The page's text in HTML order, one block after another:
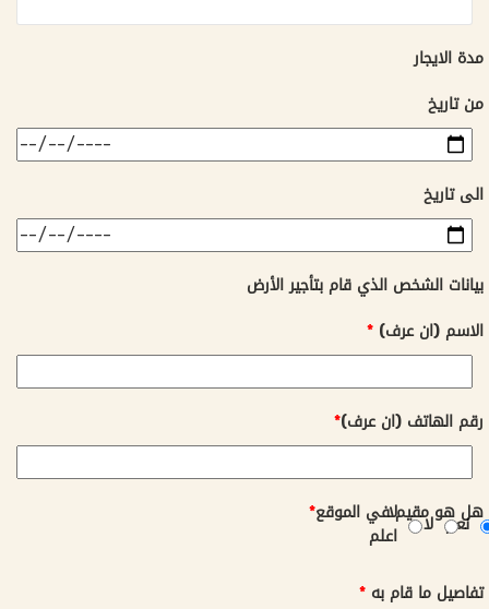
مدة الايجار
من تاريخ
الى تاريخ
بيانات الشخص الذي قام بتأجير الأرض
الاسم (ان عرف) *
رقم الهاتف (ان عرف)*
هل هو مقيم في الموقع* نعم لا
لا
اعلم
تفاصيل ما قام به *